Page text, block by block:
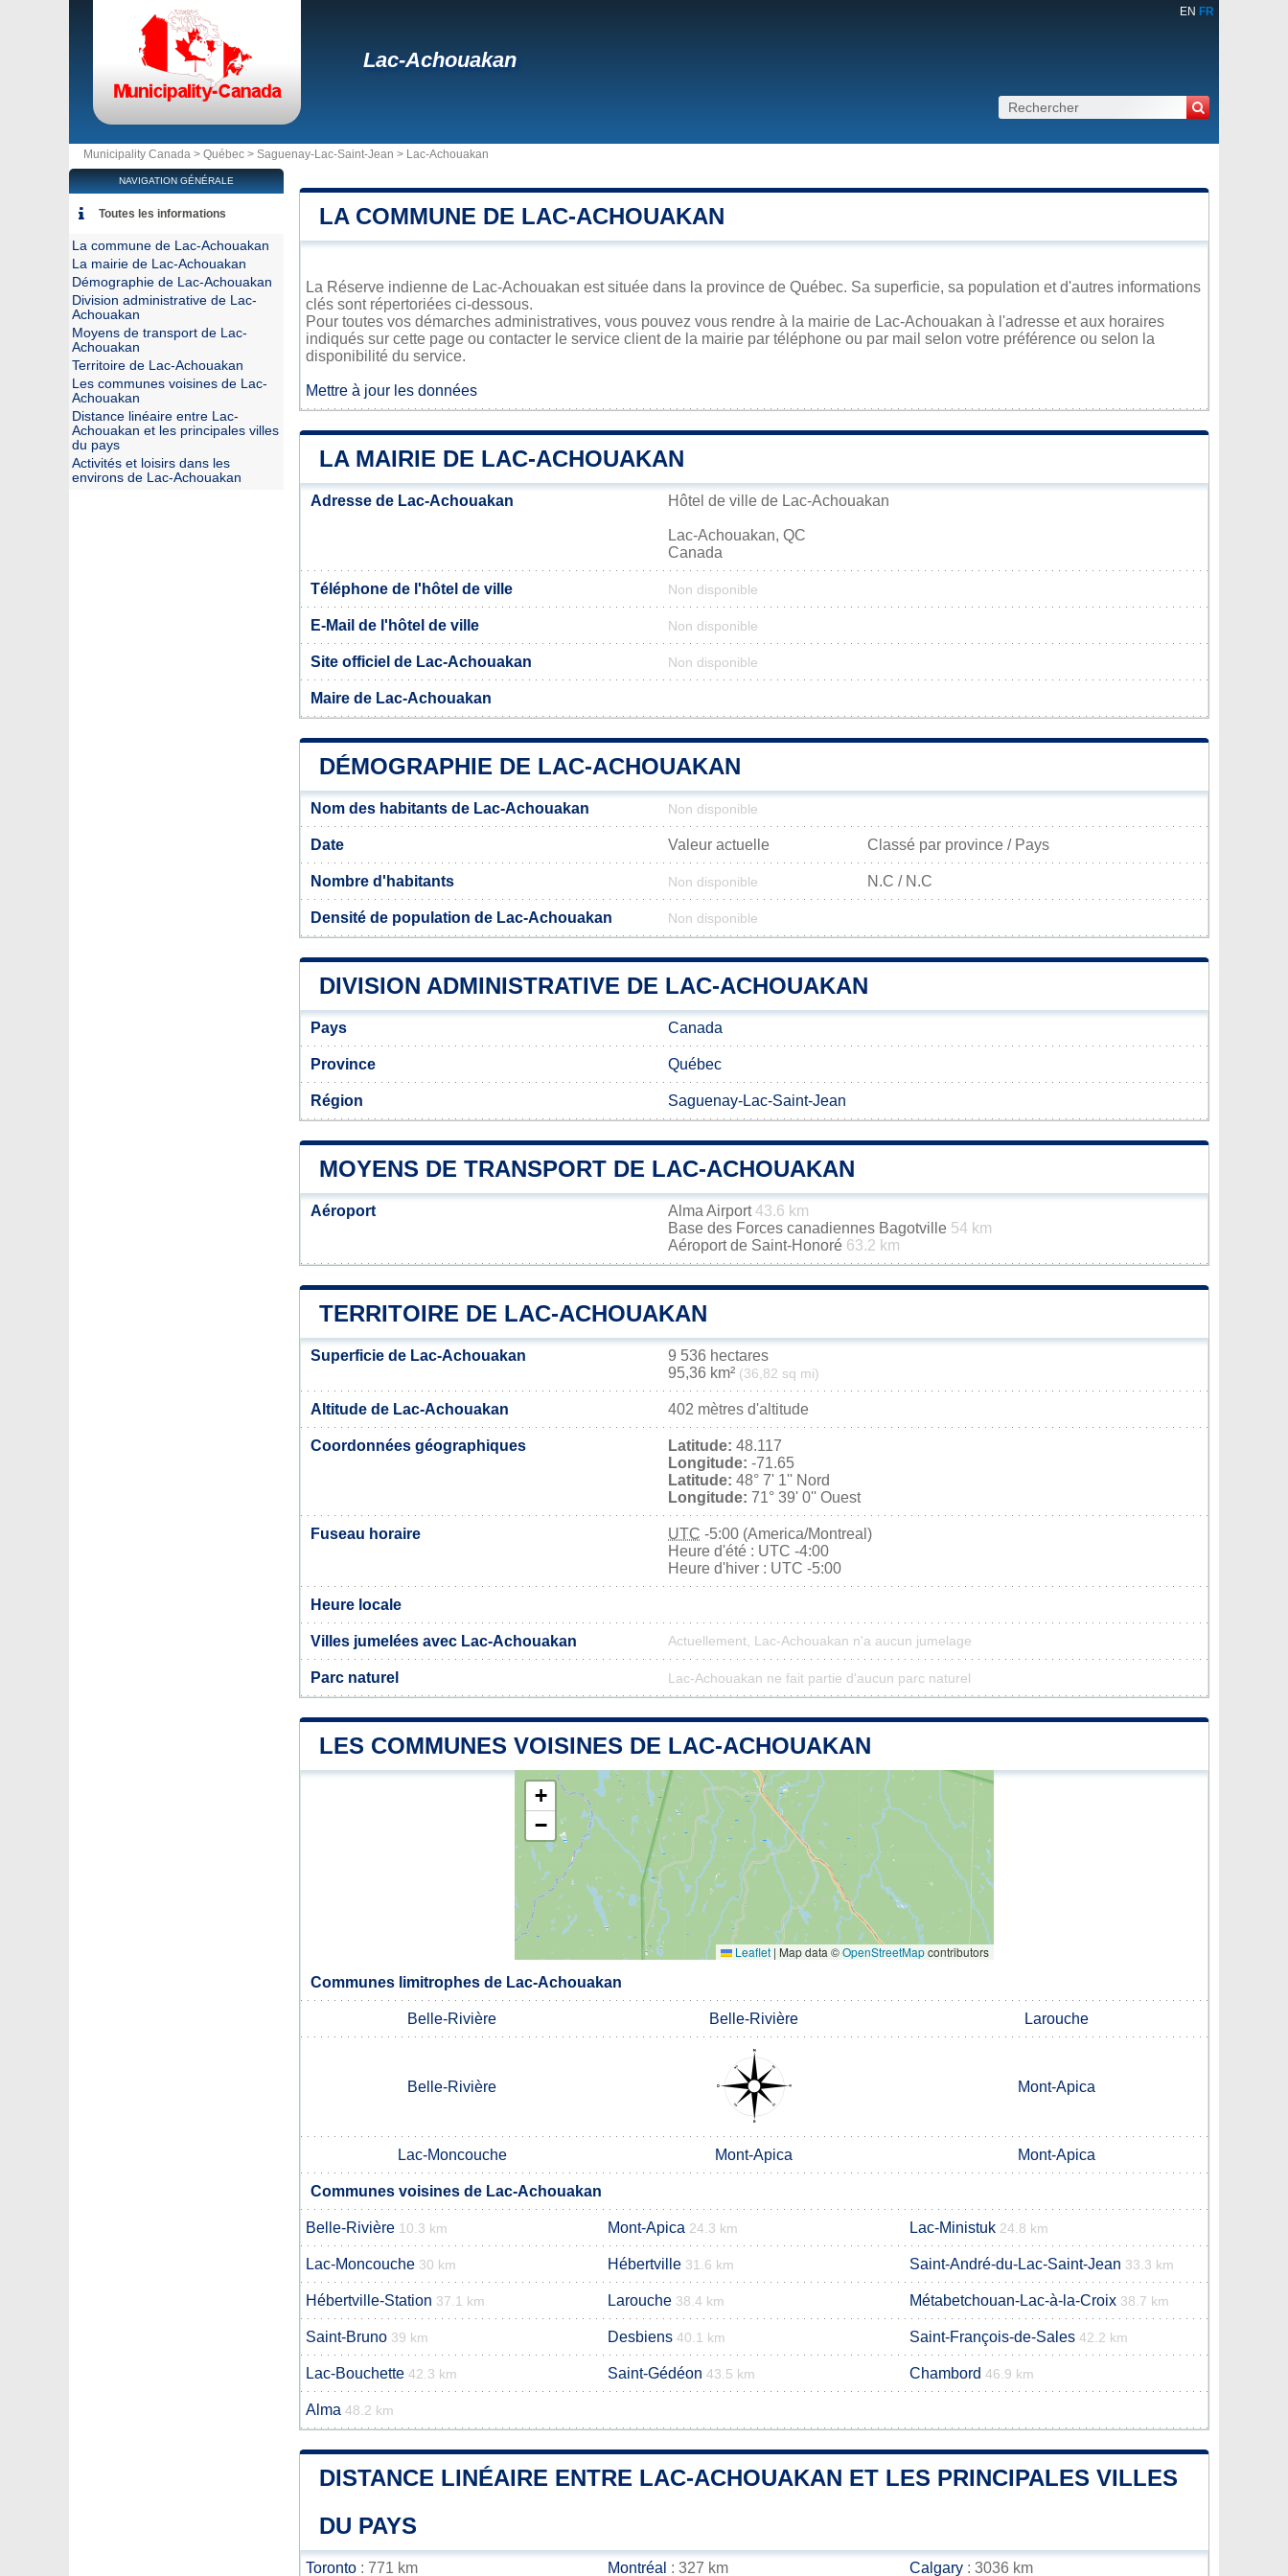
EN FR
Lac-Achouakan
Municipality Canada > Québec > Saguenay-Lac-Saint-Jean > Lac-Achouakan
LA COMMUNE DE LAC-ACHOUAKAN
La Réserve indienne de Lac-Achouakan est située dans la province de Québec. Sa superficie, sa population et d'autres informations
clés sont répertoriées ci-dessous.
Pour toutes vos démarches administratives, vous pouvez vous rendre à la mairie de Lac-Achouakan à l'adresse et aux horaires
indiqués sur cette page ou contacter le service client de la mairie par téléphone ou par mail selon votre préférence ou selon la
disponibilité du service.
Mettre à jour les données
LA MAIRIE DE LAC-ACHOUAKAN
Adresse de Lac-Achouakan Hôtel de ville de Lac-Achouakan
Lac-Achouakan, QC
Canada
Téléphone de l'hôtel de ville Non disponible
E-Mail de l'hôtel de ville Non disponible
Site officiel de Lac-Achouakan Non disponible
Maire de Lac-Achouakan
DÉMOGRAPHIE DE LAC-ACHOUAKAN
Nom des habitants de Lac-Achouakan Non disponible
Date Valeur actuelle Classé par province / Pays
Nombre d'habitants Non disponible N.C / N.C
Densité de population de Lac-Achouakan Non disponible
DIVISION ADMINISTRATIVE DE LAC-ACHOUAKAN
Pays Canada
Province Québec
Région Saguenay-Lac-Saint-Jean
MOYENS DE TRANSPORT DE LAC-ACHOUAKAN
Aéroport Alma Airport43.6 km
Base des Forces canadiennes Bagotville 54 km
Aéroport de Saint-Honoré 63.2 km
TERRITOIRE DE LAC-ACHOUAKAN
Superficie de Lac-Achouakan
9 536 hectares
95,36 km² (36,82 sq mi)
Altitude de Lac-Achouakan 402 mètres d'altitude
Coordonnées géographiques Latitude: 48.117
Longitude: -71.65
Latitude: 48° 7' 1'' Nord
Longitude: 71° 39' 0'' Ouest
Fuseau horaire UTC -5:00 (America/Montreal)
Heure d'été : UTC -4:00
Heure d'hiver : UTC -5:00
Heure locale
Villes jumelées avec Lac-Achouakan Actuellement, Lac-Achouakan n'a aucun jumelage
Parc naturel Lac-Achouakan ne fait partie d'aucun parc naturel
LES COMMUNES VOISINES DE LAC-ACHOUAKAN
+
−
Leaflet | Map data ©OpenStreetMapcontributors
Communes limitrophes de Lac-Achouakan
Belle-Rivière Belle-Rivière Larouche
Belle-Rivière Mont-Apica
Lac-Moncouche Mont-Apica Mont-Apica
Communes voisines de Lac-Achouakan
Belle-Rivière 10.3 km Mont-Apica 24.3 km Lac-Ministuk 24.8 km
Lac-Moncouche 30 km Hébertville 31.6 km Saint-André-du-Lac-Saint-Jean 33.3 km
Hébertville-Station 37.1 km Larouche 38.4 km Métabetchouan-Lac-à-la-Croix 38.7 km
Saint-Bruno 39 km Desbiens 40.1 km Saint-François-de-Sales 42.2 km
Lac-Bouchette 42.3 km Saint-Gédéon 43.5 km Chambord 46.9 km
Alma 48.2 km
DISTANCE LINÉAIRE ENTRE LAC-ACHOUAKAN ET LES PRINCIPALES VILLES
DU PAYS
Toronto : 771 km Montréal : 327 km Calgary : 3036 km
NAVIGATION GÉNÉRALE
Toutes les informations
La commune de Lac-Achouakan
La mairie de Lac-Achouakan
Démographie de Lac-Achouakan
Division administrative de Lac-
Achouakan
Moyens de transport de Lac-
Achouakan
Territoire de Lac-Achouakan
Les communes voisines de Lac-
Achouakan
Distance linéaire entre Lac-
Achouakan et les principales villes
du pays
Activités et loisirs dans les
environs de Lac-Achouakan